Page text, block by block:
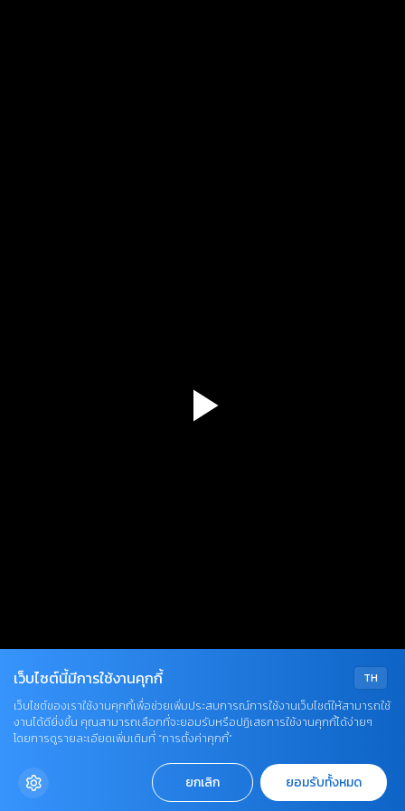
TH
เว็บไซต์นี้มีการใช้งานคุกกี้
เว็บไซต์ของเราใช้งานคุกกี้เพื่อช่วยเพิ่มประสบการณ์การใช้งานเว็บไซต์ให้สามารถใช้
งานได้ดียิ่งขึ้น คุณสามารถเลือกที่จะยอมรับหรือปฏิเสธการใช้งานคุกกี้ได้ง่ายๆ
โดยการดูรายละเอียดเพิ่มเติมที่ “การตั้งค่าคุกกี้”
ยกเลิก ยอมรับทั้งหมด